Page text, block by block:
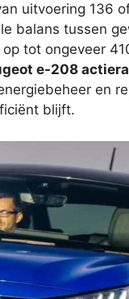
uitvoering 136
balans tussen
tot ongeveer
e-208
en
blijft.